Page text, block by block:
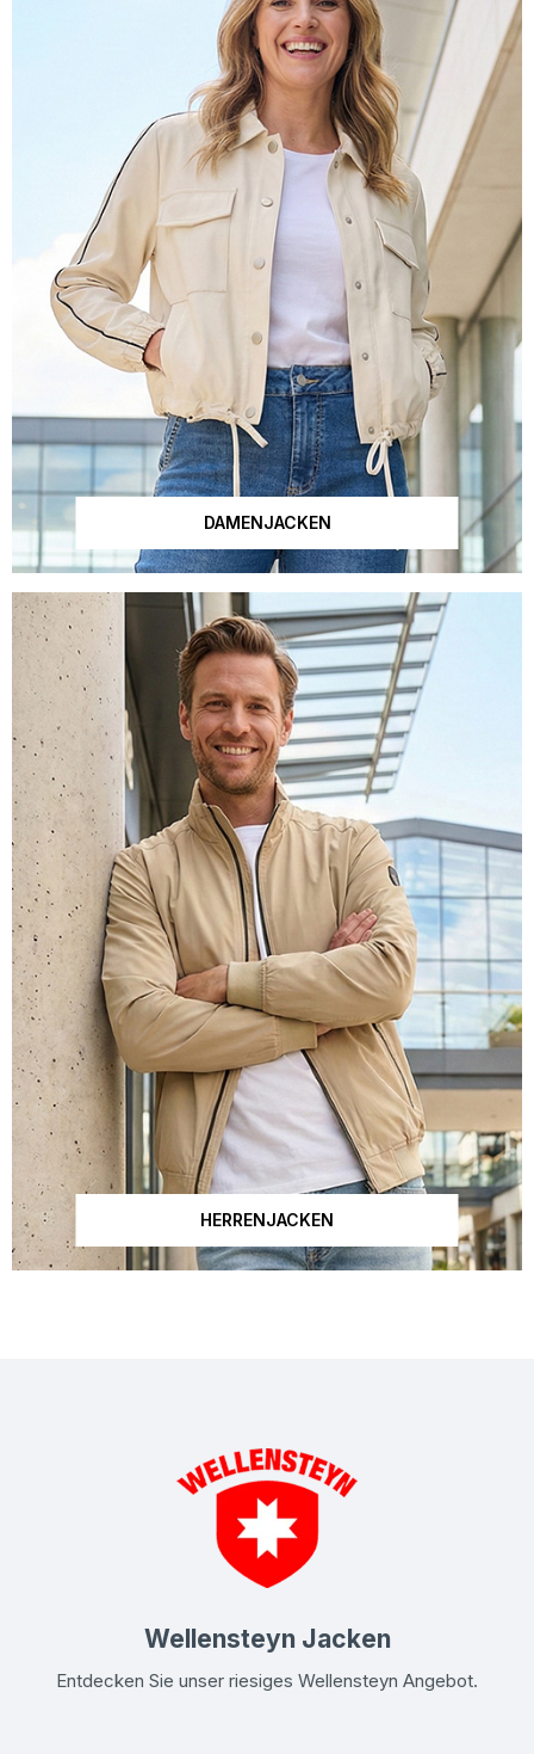
DAMENJACKEN
Dieses Bild wurde mit künstlicher Intelligenz erstellt.
HERRENJACKEN
Wellensteyn Jacken
Entdecken Sie unser riesiges Wellensteyn Angebot.